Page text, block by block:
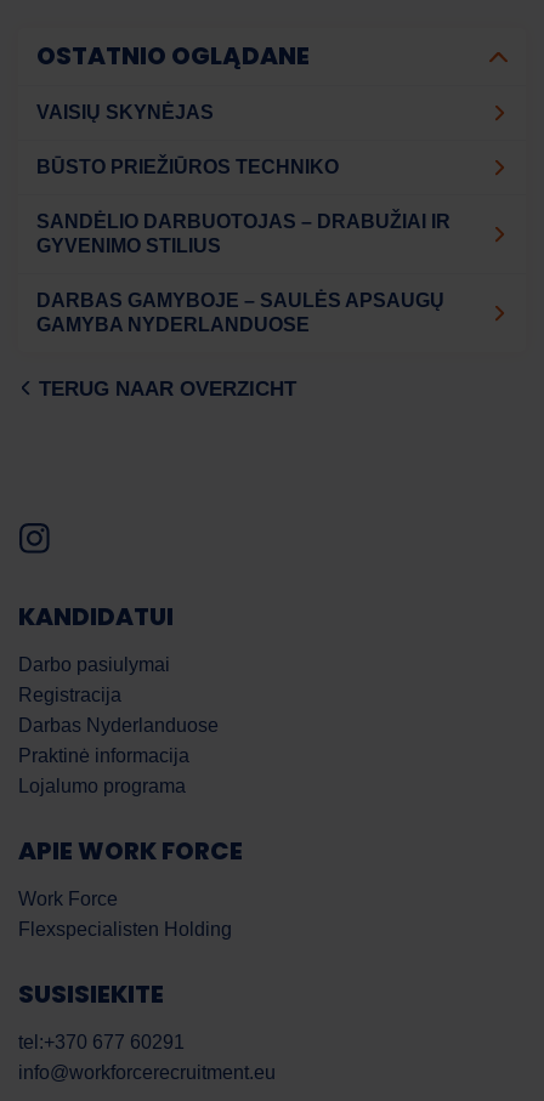
OSTATNIO OGLĄDANE
VAISIŲ SKYNĖJAS
BŪSTO PRIEŽIŪROS TECHNIKO
SANDĖLIO DARBUOTOJAS – DRABUŽIAI IR
GYVENIMO STILIUS
DARBAS GAMYBOJE – SAULĖS APSAUGŲ
GAMYBA NYDERLANDUOSE
TERUG NAAR OVERZICHT
KANDIDATUI
Darbo pasiulymai
Registracija
Darbas Nyderlanduose
Praktinė informacija
Lojalumo programa
APIE WORK FORCE
Work Force
Flexspecialisten Holding
SUSISIEKITE
tel:+370 677 60291
info@workforcerecruitment.eu